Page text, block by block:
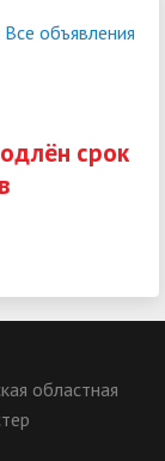
Все объявления
срок
областная